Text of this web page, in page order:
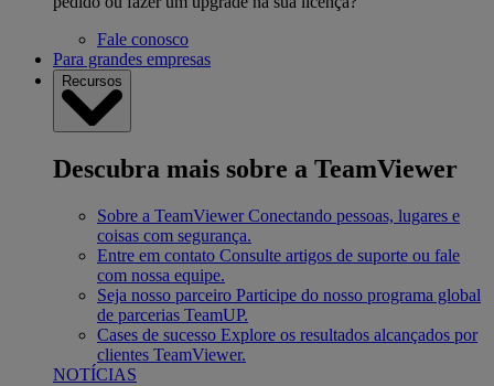
Fale conosco
Para grandes empresas
Recursos
Descubra mais sobre a TeamViewer
Sobre a TeamViewer Conectando pessoas, lugares e
coisas com segurança.
Entre em contato Consulte artigos de suporte ou fale
com nossa equipe.
Seja nosso parceiro Participe do nosso programa global
de parcerias TeamUP.
Cases de sucesso Explore os resultados alcançados por
clientes TeamViewer.
NOTÍCIAS